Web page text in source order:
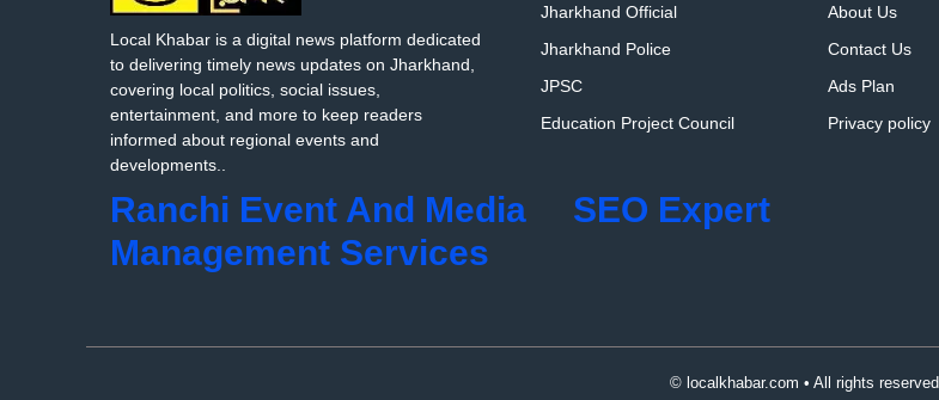
Local Khabar is a digital news platform dedicated
to delivering timely news updates on Jharkhand,
covering local politics, social issues,
entertainment, and more to keep readers
informed about regional events and
developments..
Jharkhand Official
Jharkhand Police
JPSC
Education Project Council
About Us
Contact Us
Ads Plan
Privacy policy
Ranchi Event And Media
Management Services
SEO Expert
© localkhabar.com • All rights reserved